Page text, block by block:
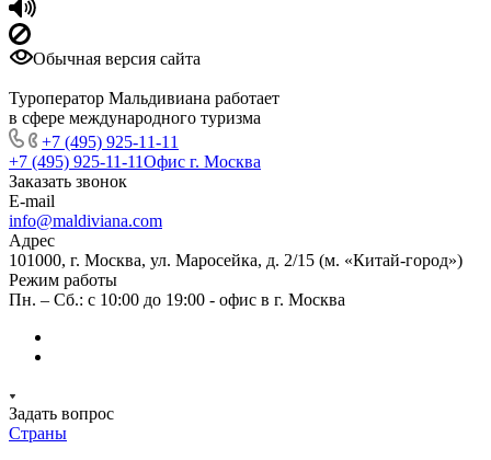
Обычная версия сайта
Туроператор Мальдивиана работает
в сфере международного туризма
+7 (495) 925-11-11
+7 (495) 925-11-11Офис г. Москва
Заказать звонок
E-mail
info@maldiviana.com
Адрес
101000, г. Москва, ул. Маросейка, д. 2/15 (м. «Китай-город»)
Режим работы
Пн. – Сб.: с 10:00 до 19:00 - офис в г. Москва
Задать вопрос
Страны